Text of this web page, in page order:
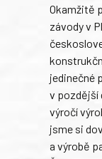
Okamžitě
závody v
jedinečné
v pozdější
výročí
jsme si
a výrobě